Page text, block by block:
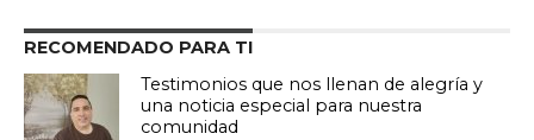
RECOMENDADO PARA TI
Testimonios que nos llenan de alegría y
una noticia especial para nuestra
comunidad